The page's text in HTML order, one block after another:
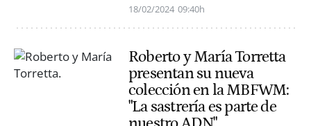
18/02/2024 09:40h
Roberto y María Torretta
presentan su nueva
colección en la MBFWM:
"La sastrería es parte de